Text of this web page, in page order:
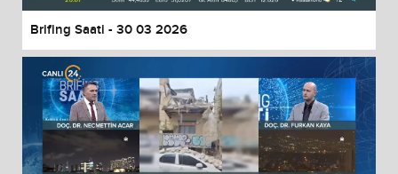
Brifing Saati - 30 03 2026